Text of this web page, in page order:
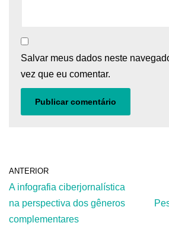
Salvar meus dados neste
vez que eu comentar.
ANTERIOR
A infografia ciberjornalística
na perspectiva dos gêneros
complementares